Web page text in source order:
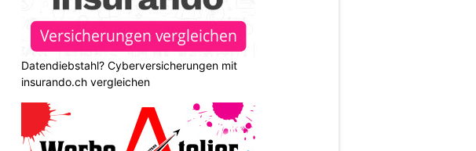
Datendiebstahl? Cyberversicherungen mit
insurando.ch vergleichen